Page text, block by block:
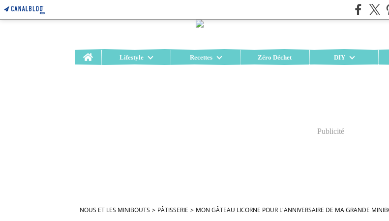
Home
Lifestyle Recettes Zéro Déchet DIY
Publicité
NOUS ET LES MINIBOUTS > PÂTISSERIE > MON GÂTEAU LICORNE POUR L'ANNIVERSAIRE DE MA GRANDE